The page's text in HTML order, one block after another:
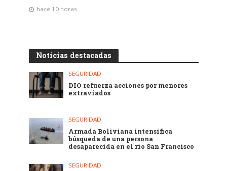
hace 10 horas
Noticias destacadas
SEGURIDAD
DIO refuerza acciones por menores
extraviados
SEGURIDAD
Armada Boliviana intensifica
búsqueda de una persona
desaparecida en el río San Francisco
SEGURIDAD